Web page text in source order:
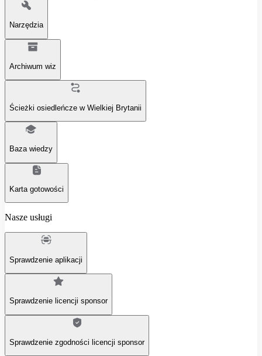
Narzędzia
Archiwum wiz
Ścieżki osiedleńcze w Wielkiej Brytanii
Baza wiedzy
Karta gotowości
Nasze usługi
Sprawdzenie aplikacji
Sprawdzenie licencji sponsor
Sprawdzenie zgodności licencji sponsor